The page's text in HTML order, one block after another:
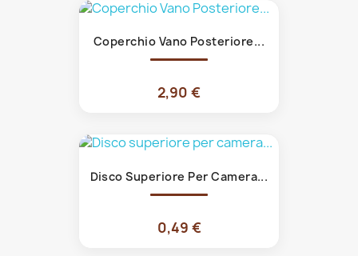
Coperchio Vano Posteriore...
2,90 €
Disco Superiore Per Camera...
0,49 €